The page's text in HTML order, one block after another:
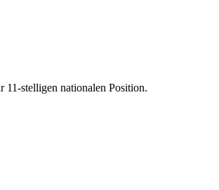
stelligen nationalen Position.